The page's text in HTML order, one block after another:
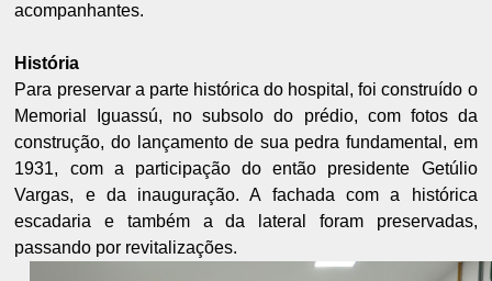
acompanhantes.
História
Para preservar a parte histórica do hospital, foi construído o
Memorial Iguassú, no subsolo do prédio, com fotos da
construção, do lançamento de sua pedra fundamental, em
1931, com a participação do então presidente Getúlio
Vargas, e da inauguração. A fachada com a histórica
escadaria e também a da lateral foram preservadas,
passando por revitalizações.